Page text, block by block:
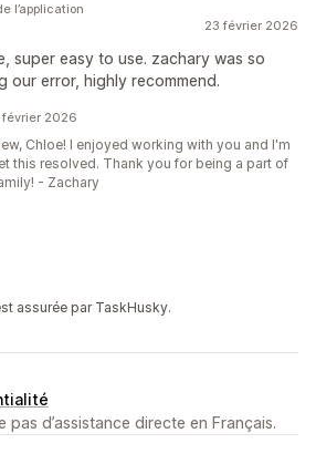
23 février 2026
super easy to use. zachary was so
our error, highly recommend.
l’application
février 2026
Chloe! I enjoyed working with you and I'm
this resolved. Thank you for being a part of
- Zachary
assurée par TaskHusky.
pas d’assistance directe en Français.